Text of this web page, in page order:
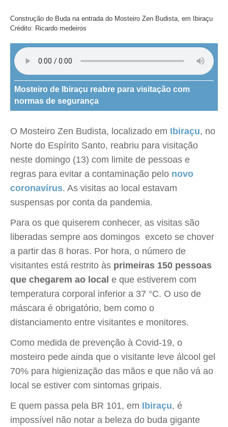
Construção do Buda na entrada do Mosteiro Zen Budista, em Ibiraçu
Crédito: Ricardo medeiros
Mosteiro de Ibiraçu reabre para visitação com
normas de segurança
O Mosteiro Zen Budista, localizado em Ibiraçu, no
Norte do Espírito Santo, reabriu para visitação
neste domingo (13) com limite de pessoas e
regras para evitar a contaminação pelo novo
coronavírus. As visitas ao local estavam
suspensas por conta da pandemia.
Para os que quiserem conhecer, as visitas são
liberadas sempre aos domingos  exceto se chover 
a partir das 8 horas. Por hora, o número de
visitantes está restrito às primeiras 150 pessoas
que chegarem ao local e que estiverem com
temperatura corporal inferior a 37 °C. O uso de
máscara é obrigatório, bem como o
distanciamento entre visitantes e monitores.
Como medida de prevenção à Covid-19, o
mosteiro pede ainda que o visitante leve álcool gel
70% para higienização das mãos e que não vá ao
local se estiver com sintomas gripais.
E quem passa pela BR 101, em Ibiraçu, é
impossível não notar a beleza do buda gigante 